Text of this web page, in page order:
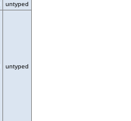
untyped
untyped